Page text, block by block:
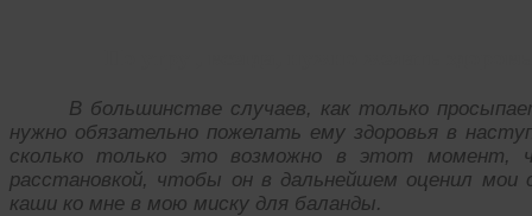
В большинстве случаев, как только
нужно обязательно пожелать ему здоровья в
сколько только это возможно в этот момент,
расстановкой, чтобы он в дальнейшем оценил мои
каши ко мне в мою миску для баланды.